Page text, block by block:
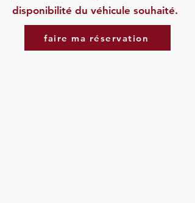
disponibilité du véhicule souhaité.
faire ma réservation